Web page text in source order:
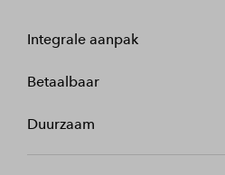
Integrale aanpak
Betaalbaar
Duurzaam